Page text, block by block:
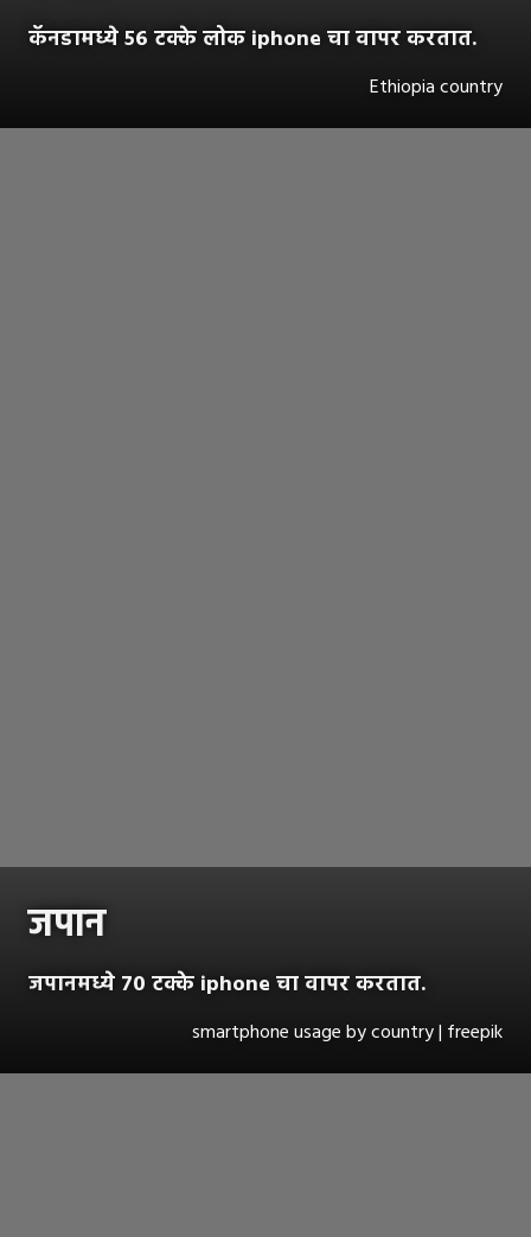
कॅनडामध्ये ५६ टक्के लोक iphone चा वापर करतात.
Ethiopia country
जपान
जपानमध्ये ७० टक्के iphone चा वापर करतात.
smartphone usage by country | freepik